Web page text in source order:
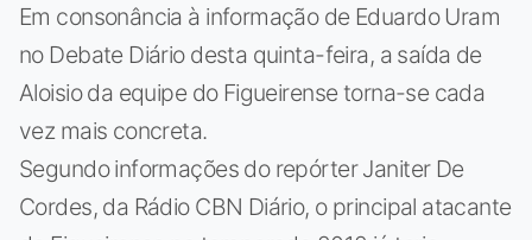
Em consonância à informação de Eduardo Uram
no Debate Diário desta quinta-feira, a saída de
Aloisio da equipe do Figueirense torna-se cada
vez mais concreta.
Segundo informações do repórter Janiter De
Cordes, da Rádio CBN Diário, o principal atacante